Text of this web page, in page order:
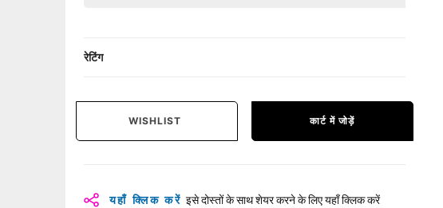
रेटिंग
WISHLIST कार्ट में जोड़ें
यहाँ क्लिक करें इसे दोस्तों के साथ शेयर करने के लिए यहाँ क्लिक करें